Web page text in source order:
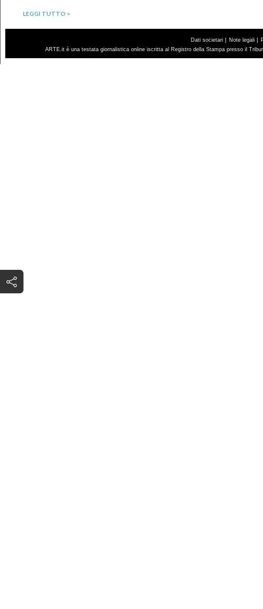
LEGGI TUTTO >
Dati societari | Note legali |
ARTE.it è una testata giornalistica online iscritta al Registro della Stampa presso il